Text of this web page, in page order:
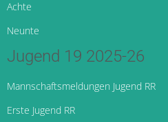
Achte
Neunte
Jugend 19 2025-26
Mannschaftsmeldungen Jugend RR
Erste Jugend RR